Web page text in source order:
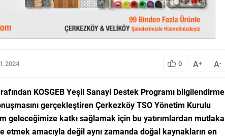
0 A+ A-
KOSGEB Yeşil Sanayi Destek Programı bilgilendirme
gerçekleştiren Çerkezköy TSO Yönetim Kurulu
geleceğimize katkı sağlamak için bu yatırımlardan mutlaka
etmek amacıyla değil aynı zamanda doğal kaynakların en